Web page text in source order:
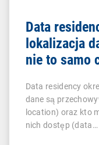
Data
lokalizacja
nie to samo
Data residency
dane są
location) oraz kto
nich dostęp (data…